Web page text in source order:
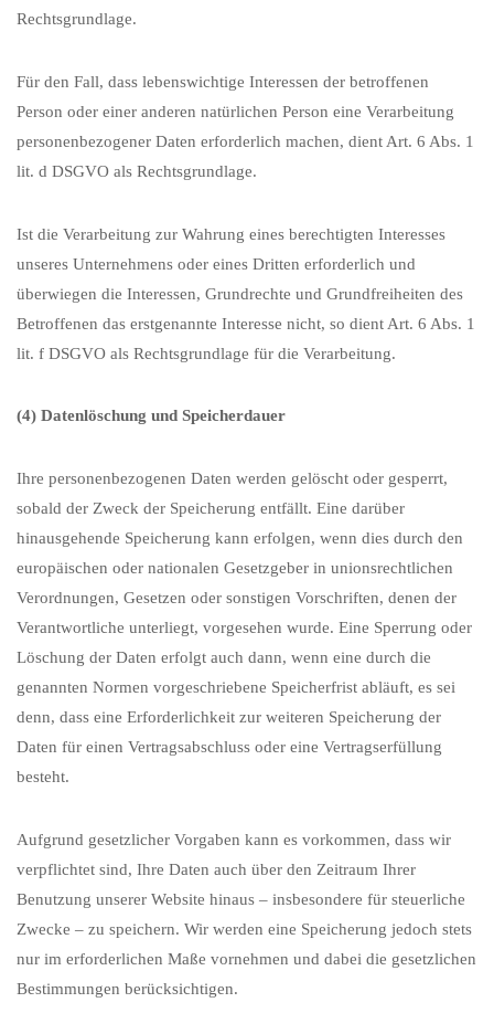
Rechtsgrundlage.
Für den Fall, dass lebenswichtige Interessen der betroffenen
Person oder einer anderen natürlichen Person eine Verarbeitung
personenbezogener Daten erforderlich machen, dient Art. 6 Abs. 1
lit. d DSGVO als Rechtsgrundlage.
Ist die Verarbeitung zur Wahrung eines berechtigten Interesses
unseres Unternehmens oder eines Dritten erforderlich und
überwiegen die Interessen, Grundrechte und Grundfreiheiten des
Betroffenen das erstgenannte Interesse nicht, so dient Art. 6 Abs. 1
lit. f DSGVO als Rechtsgrundlage für die Verarbeitung.
(4) Datenlöschung und Speicherdauer
Ihre personenbezogenen Daten werden gelöscht oder gesperrt,
sobald der Zweck der Speicherung entfällt. Eine darüber
hinausgehende Speicherung kann erfolgen, wenn dies durch den
europäischen oder nationalen Gesetzgeber in unionsrechtlichen
Verordnungen, Gesetzen oder sonstigen Vorschriften, denen der
Verantwortliche unterliegt, vorgesehen wurde. Eine Sperrung oder
Löschung der Daten erfolgt auch dann, wenn eine durch die
genannten Normen vorgeschriebene Speicherfrist abläuft, es sei
denn, dass eine Erforderlichkeit zur weiteren Speicherung der
Daten für einen Vertragsabschluss oder eine Vertragserfüllung
besteht.
Aufgrund gesetzlicher Vorgaben kann es vorkommen, dass wir
verpflichtet sind, Ihre Daten auch über den Zeitraum Ihrer
Benutzung unserer Website hinaus – insbesondere für steuerliche
Zwecke – zu speichern. Wir werden eine Speicherung jedoch stets
nur im erforderlichen Maße vornehmen und dabei die gesetzlichen
Bestimmungen berücksichtigen.